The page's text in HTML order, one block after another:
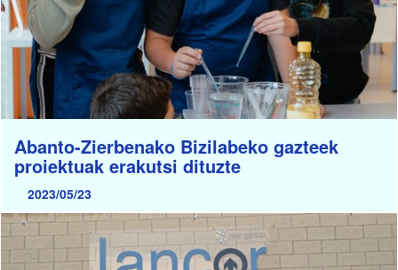
Abanto-Zierbenako Bizilabeko gazteek
proiektuak erakutsi dituzte
2023/05/23